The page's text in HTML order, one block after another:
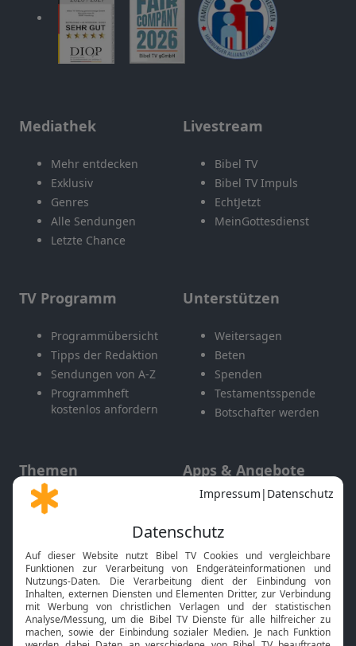
Mediathek
Mehr entdecken
Exklusiv
Genres
Alle Sendungen
Letzte Chance
Livestream
Bibel TV
Bibel TV Impuls
EchtJetzt
MeinGottesdienst
TV Programm
Programmübersicht
Tipps der Redaktion
Sendungen von A-Z
Programmheft
kostenlos anfordern
Unterstützen
Weitersagen
Beten
Spenden
Testamentsspende
Botschafter werden
Themen
Gott und Bibel erklärt
Neuigkeiten
Apps & Angebote
Mobile App
Smart TV
HbbTV
Bibelthek Online-Bibel
Nächster Gottesdienst